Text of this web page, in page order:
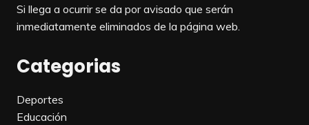
Si llega a ocurrir se da por avisado que serán
inmediatamente eliminados de la página web.
Categorias
Deportes
Educación